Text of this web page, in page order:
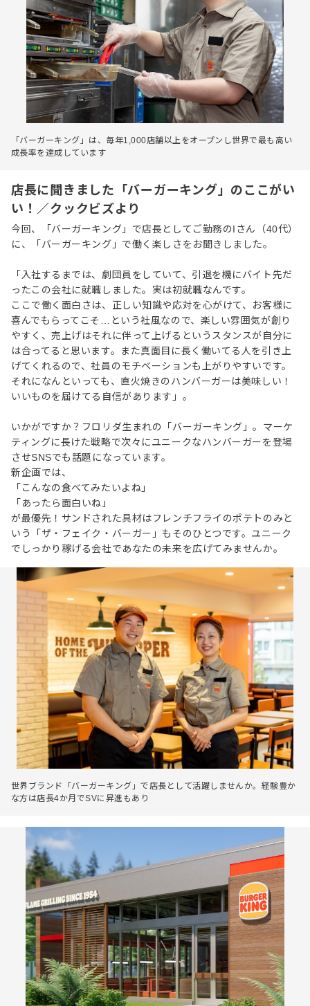
「バーガーキング」は、毎年1,000店舗以上をオープンし世界で最も高い
成長率を達成しています
店長に聞きました「バーガーキング」のここがい
い！／クックビズより
今回、「バーガーキング」で店長としてご勤務のIさん（40代）
に、「バーガーキング」で働く楽しさをお聞きしました。
「入社するまでは、劇団員をしていて、引退を機にバイト先だ
ったこの会社に就職しました。実は初就職なんです。
ここで働く面白さは、正しい知識や応対を心がけて、お客様に
喜んでもらってこそ…という社風なので、楽しい雰囲気が創り
やすく、売上げはそれに伴って上げるというスタンスが自分に
は合ってると思います。また真面目に長く働いてる人を引き上
げてくれるので、社員のモチベーションも上がりやすいです。
それになんといっても、直火焼きのハンバーガーは美味しい！
いいものを届けてる自信があります」。
いかがですか？フロリダ生まれの「バーガーキング」。マーケ
ティングに長けた戦略で次々にユニークなハンバーガーを登場
させSNSでも話題になっています。
新企画では、
「こんなの食べてみたいよね」
「あったら面白いね」
が最優先！サンドされた具材はフレンチフライのポテトのみと
いう「ザ・フェイク・バーガー」もそのひとつです。ユニーク
でしっかり稼げる会社であなたの未来を広げてみませんか。
世界ブランド「バーガーキング」で店長として活躍しませんか。経験豊か
な方は店長4か月でSVに昇進もあり